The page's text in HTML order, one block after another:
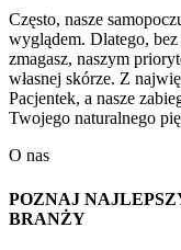
Często, nasze
wyglądem. Dlatego,
zmagasz, naszym
własnej skórze. Z
Pacjentek, a nasze
Twojego naturalnego
O nas
POZNAJ
BRANŻY